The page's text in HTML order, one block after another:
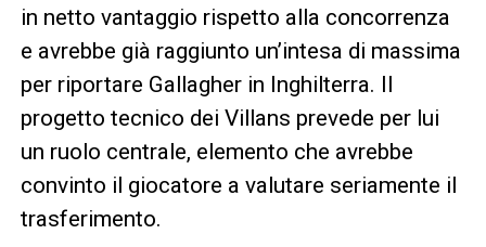
in netto vantaggio rispetto alla concorrenza
e avrebbe già raggiunto un’intesa di massima
per riportare Gallagher in Inghilterra. Il
progetto tecnico dei Villans prevede per lui
un ruolo centrale, elemento che avrebbe
convinto il giocatore a valutare seriamente il
trasferimento.